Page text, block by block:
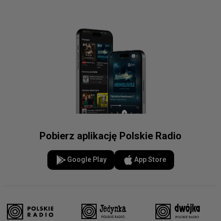
Pobierz aplikację Polskie Radio
Google Play App Store